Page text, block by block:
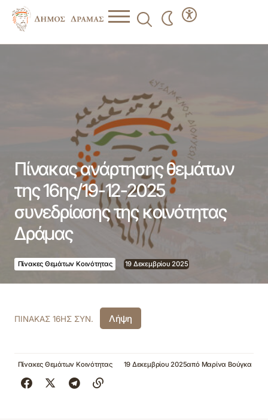
Πίνακας ανάρτησης θεμάτων
της 16ης/19-12-2025
συνεδρίασης της κοινότητας
Δράμας
Πίνακες Θεμάτων Κοινότητας 19 Δεκεμβρίου 2025
ΠΙΝΑΚΑΣ 16ΗΣ ΣΥΝ. Λήψη
Πίνακες Θεμάτων Κοινότητας 19 Δεκεμβρίου 2025από Μαρίνα Βούγκα